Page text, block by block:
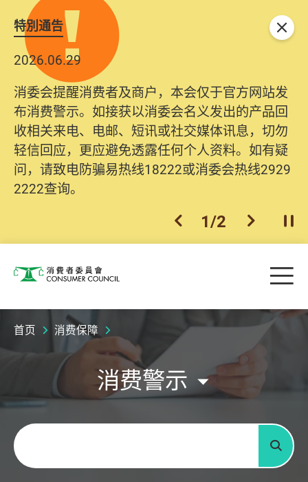
特別通告
2026.06.29
消委会提醒消费者及商户，本会仅于官方网站发
布消费警示。如接获以消委会名义发出的产品回
收相关来电、电邮、短讯或社交媒体讯息，切勿
轻信回应，更应避免透露任何个人资料。如有疑
问，请致电防骗易热线18222或消委会热线2929
2222查询。
上一个
1/2 下一个开
关闭
消费者委员会 目
首页 消费保障
消费警示
关键字
搜寻